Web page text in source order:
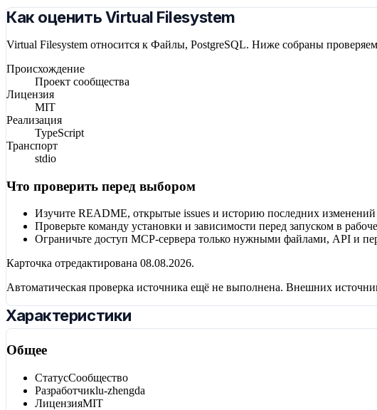
Как оценить Virtual Filesystem
Virtual Filesystem относится к Файлы, PostgreSQL. Ниже собраны
Происхождение
Проект сообщества
Лицензия
MIT
Реализация
TypeScript
Транспорт
stdio
Что проверить перед выбором
Изучите README, открытые issues и историю последних изменений
Проверьте команду установки и зависимости перед запуском в
Ограничьте доступ MCP-сервера только нужными файлами, API и
Карточка отредактирована 08.08.2026.
Автоматическая проверка источника ещё не выполнена. Внешних
Характеристики
Общее
СтатусСообщество
Разработчикlu-zhengda
ЛицензияMIT